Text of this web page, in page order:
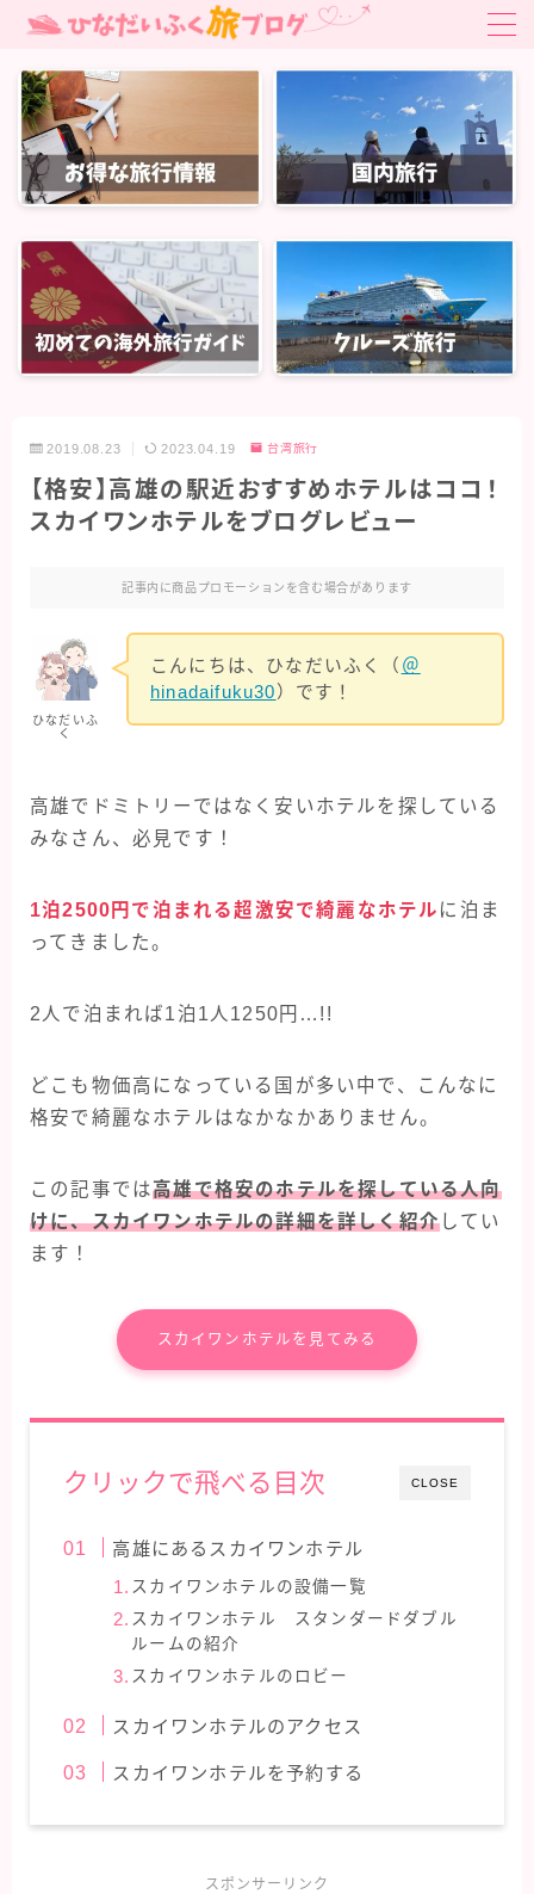
MENU
お得旅行・旅クーポン
国内旅行
関東旅行
北陸・中部旅行
九州・沖縄旅行
コスタフォーチュナ
クレジットカード・保険
マイルを貯める
シンガポール旅行
タイ旅行
フィンランド旅行
フランス旅行
ラスベガス旅行
2019.08.23 2023.04.19 台湾旅行
【格安】高雄の駅近おすすめホテルはココ！
スカイワンホテルをブログレビュー
記事内に商品プロモーションを含む場合があります
ひなだいふ
く
こんにちは、ひなだいふく（ ＠
hinadaifuku30）です！
高雄でドミトリーではなく安いホテルを探している
みなさん、必見です！
1泊2500円で泊まれる超激安で綺麗なホテル に泊ま
ってきました。
2人で泊まれば1泊1人1250円…!!
どこも物価高になっている国が多い中で、こんなに
格安で綺麗なホテルはなかなかありません。
この記事では高雄で格安のホテルを探している人向
けに、スカイワンホテルの詳細を詳しく紹介 してい
ます！
スカイワンホテルを見てみる
CLOSE
クリックで飛べる目次
高雄にあるスカイワンホテル
スカイワンホテルの設備一覧
スカイワンホテル スタンダードダブル
ルームの紹介
スカイワンホテルのロビー
スカイワンホテルのアクセス
スカイワンホテルを予約する
スポンサーリンク